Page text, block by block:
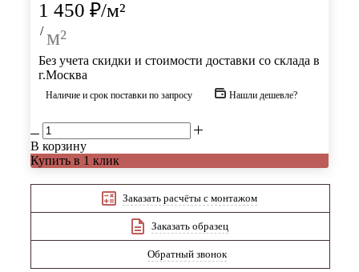
1 450 ₽/м²
/ м²
Без учета скидки и стоимости доставки со склада в
г.Москва
Наличие и срок поставки по запросу Нашли дешевле?
В корзину
Купить в 1 клик
Заказать расчёты с монтажом
Заказать образец
Обратный звонок